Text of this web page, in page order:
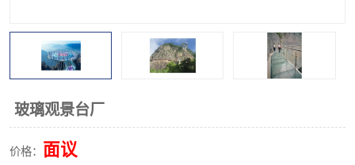
玻璃观景台厂
价格： 面议
拓展器材 丛林穿越设备
玻璃栈道